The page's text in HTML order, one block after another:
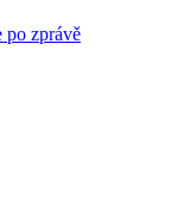
po zprávě